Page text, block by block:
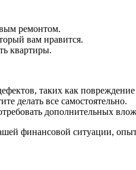
ремонтом.
вам нравится.
квартиры.
таких как
делать все самостоятельно.
дополнительных
финансовой ситуации,